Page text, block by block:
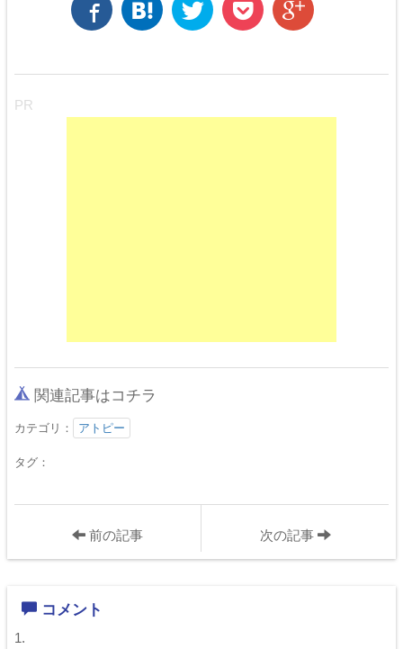
PR
関連記事はコチラ
カテゴリ： アトピー
タグ：
前の記事 次の記事
コメント